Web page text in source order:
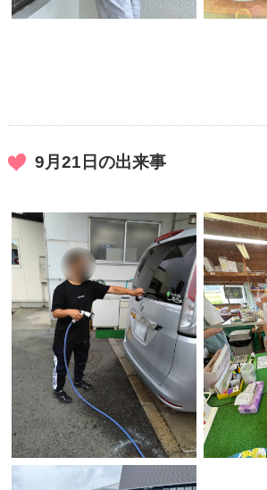
9月21日の出来事